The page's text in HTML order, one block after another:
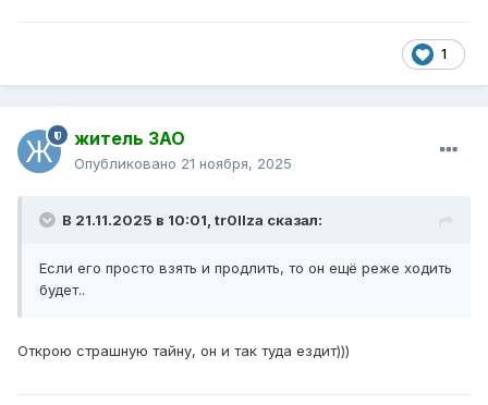
1
житель ЗАО
Опубликовано 21 ноября, 2025
В 21.11.2025 в 10:01, tr0llza сказал:
Если его просто взять и продлить, то он ещё реже ходить
будет..
Открою страшную тайну, он и так туда ездит)))